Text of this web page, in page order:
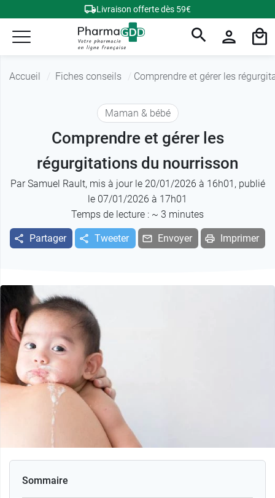
Livraison offerte dès 59€
Accueil Fiches conseils Comprendre et gérer les
Maman & bébé
Comprendre et gérer les
régurgitations du nourrisson
ParSamuel Rault, mis à jour le 20/01/2026 à 16h01, publié
le 07/01/2026 à 17h01
Temps de lecture : ~ 3 minutes
Partager Tweeter Envoyer Imprimer
Sommaire